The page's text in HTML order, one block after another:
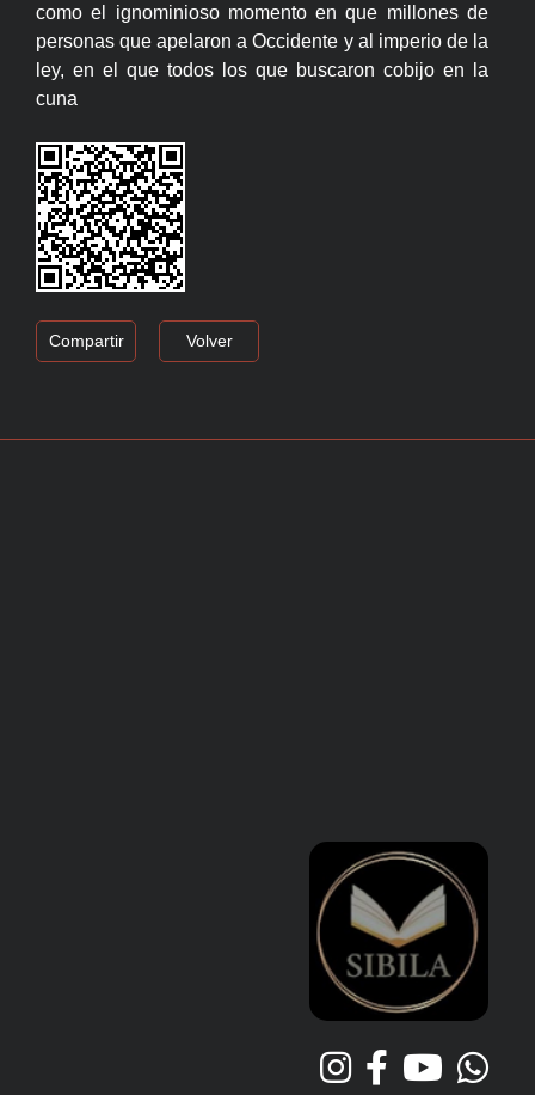
como el ignominioso momento en que millones de
personas que apelaron a Occidente y al imperio de la
ley, en el que todos los que buscaron cobijo en la
cuna
Compartir Volver